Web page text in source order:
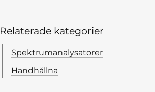
Relaterade kategorier
Spektrumanalysatorer
Handhållna